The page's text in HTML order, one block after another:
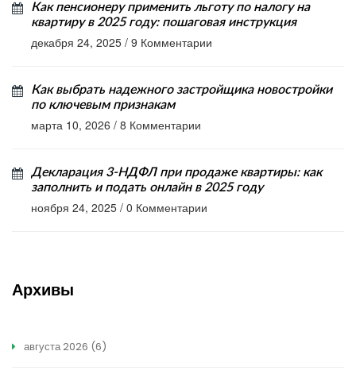
Как пенсионеру применить льготу по налогу на
квартиру в 2025 году: пошаговая инструкция
декабря 24, 2025 / 9 Комментарии
Как выбрать надежного застройщика новостройки
по ключевым признакам
марта 10, 2026 / 8 Комментарии
Декларация 3-НДФЛ при продаже квартиры: как
заполнить и подать онлайн в 2025 году
ноября 24, 2025 / 0 Комментарии
Архивы
августа 2026 (6)